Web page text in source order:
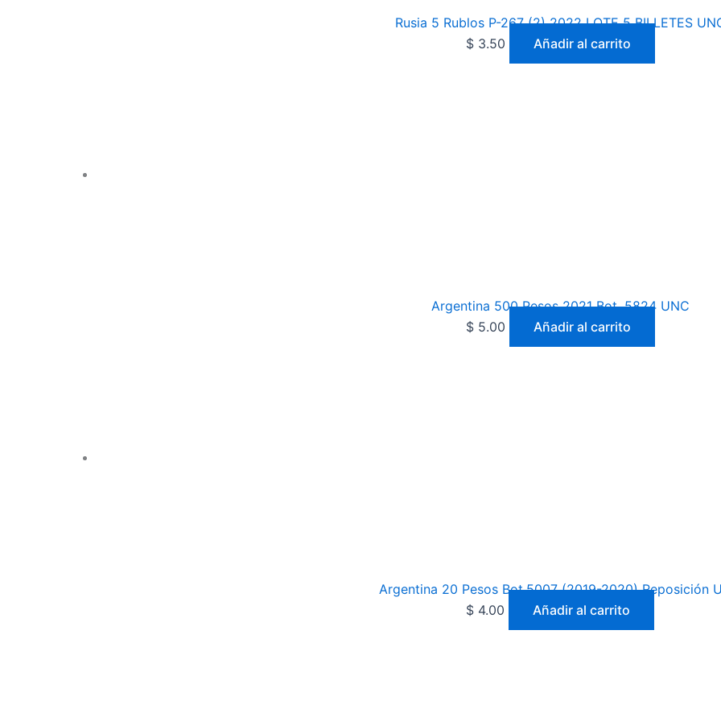
Rusia 5 Rublos P-267 (2) 2022 LOTE 5 BILLETES
$3.50 Añadir al carrito
Argentina 500 Pesos 2021 Bot. 5824 UNC
$5.00 Añadir al carrito
Argentina 20 Pesos Bot.5007 (2019-2020) Reposición
$ 4.00 Añadir al carrito